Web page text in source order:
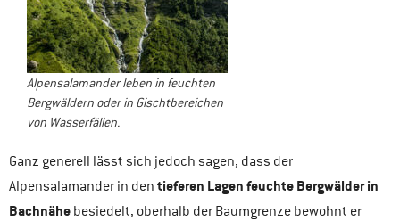
Alpensalamander leben in feuchten
Bergwäldern oder in Gischtbereichen
von Wasserfällen.
Ganz generell lässt sich jedoch sagen, dass der
Alpensalamander in den tieferen Lagen feuchte Bergwälder in
Bachnähe besiedelt, oberhalb der Baumgrenze bewohnt er